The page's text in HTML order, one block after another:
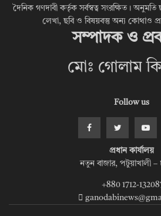
দৈনিক গণদাবী কর্তৃক সর্বস্বত্ব সংরক্ষিত।
লেখা, ছবি ও বিষয়বস্তু অন্য কোথাও
সম্পাদক ও
মোঃ গোলাম
Follow us
প্রধান কার্যালয়
নতুন বাজার, পটুয়াখালী
+880 1712-